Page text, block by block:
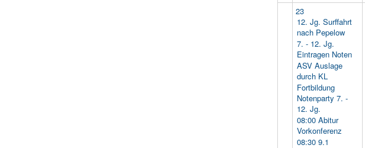
23
12. Jg. Surffahrt
nach Pepelow
7. - 12. Jg.
Eintragen Noten
ASV Auslage
durch KL
Fortbildung
Notenparty 7. -
12. Jg.
08:00 Abitur
Vorkonferenz
08:30 9.1